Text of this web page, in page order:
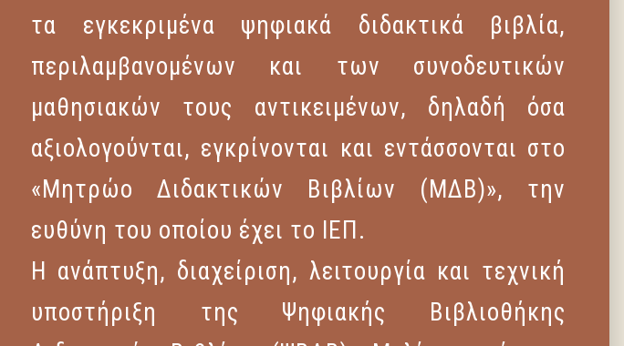
τα εγκεκριμένα ψηφιακά διδακτικά βιβλία,
περιλαμβανομένων και των συνοδευτικών
μαθησιακών τους αντικειμένων, δηλαδή όσα
αξιολογούνται, εγκρίνονται και εντάσσονται στο
«Μητρώο Διδακτικών Βιβλίων (ΜΔΒ)», την
ευθύνη του οποίου έχει το ΙΕΠ.
Η ανάπτυξη, διαχείριση, λειτουργία και τεχνική
υποστήριξη της Ψηφιακής Βιβλιοθήκης